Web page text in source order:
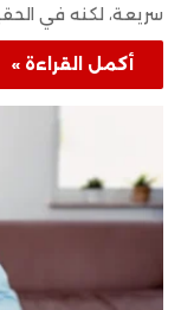
سريعة، لكنه في
أكمل القراءة »